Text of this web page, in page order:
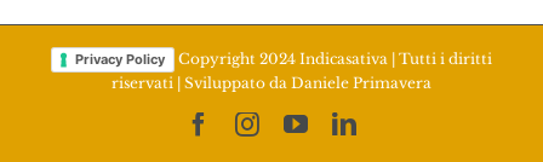
Privacy Policy
Copyright 2024 Indicasativa | Tutti i diritti
riservati | Sviluppato da Daniele Primavera
Facebook
Instagram
YouTubeLinkedIn